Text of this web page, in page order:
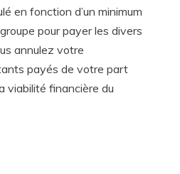
en fonction d’un minimum
pour payer les divers
annulez votre
payés de votre part
viabilité financière du